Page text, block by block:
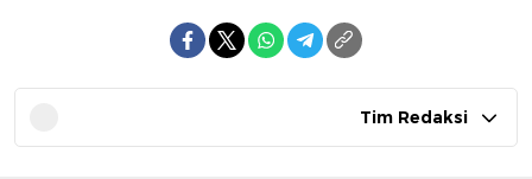
Tim Redaksi